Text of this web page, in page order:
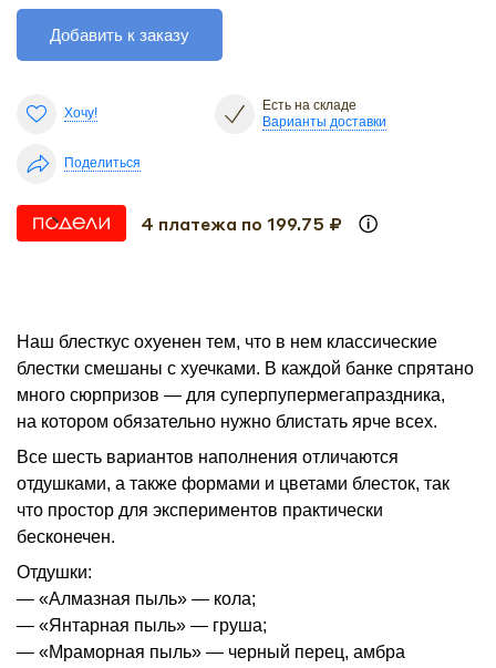
Добавить к заказу
Хочу!
Есть на складе
Варианты доставки
Поделиться
4 платежа по 199.75 ₽
Наш блесткус охуенен тем, что в нем классические
блестки смешаны с хуечками. В каждой банке спрятано
много сюрпризов — для суперпупермегапраздника,
на котором обязательно нужно блистать ярче всех.
Все шесть вариантов наполнения отличаются
отдушками, а также формами и цветами блесток, так
что простор для экспериментов практически
бесконечен.
Отдушки:
— «Алмазная пыль» — кола;
— «Янтарная пыль» — груша;
— «Мраморная пыль» — черный перец, амбра